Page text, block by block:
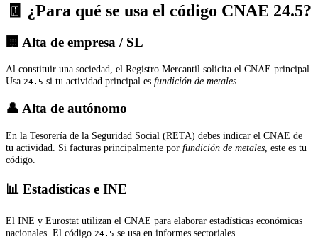
🧾 ¿Para qué se usa el código CNAE 24.5?
🏢 Alta de empresa / SL
Al constituir una sociedad, el Registro Mercantil solicita el CNAE principal.
Usa 24.5 si tu actividad principal es fundición de metales.
👤 Alta de autónomo
En la Tesorería de la Seguridad Social (RETA) debes indicar el CNAE de
tu actividad. Si facturas principalmente por fundición de metales , este es tu
código.
📊 Estadísticas e INE
El INE y Eurostat utilizan el CNAE para elaborar estadísticas económicas
nacionales. El código 24.5 se usa en informes sectoriales.